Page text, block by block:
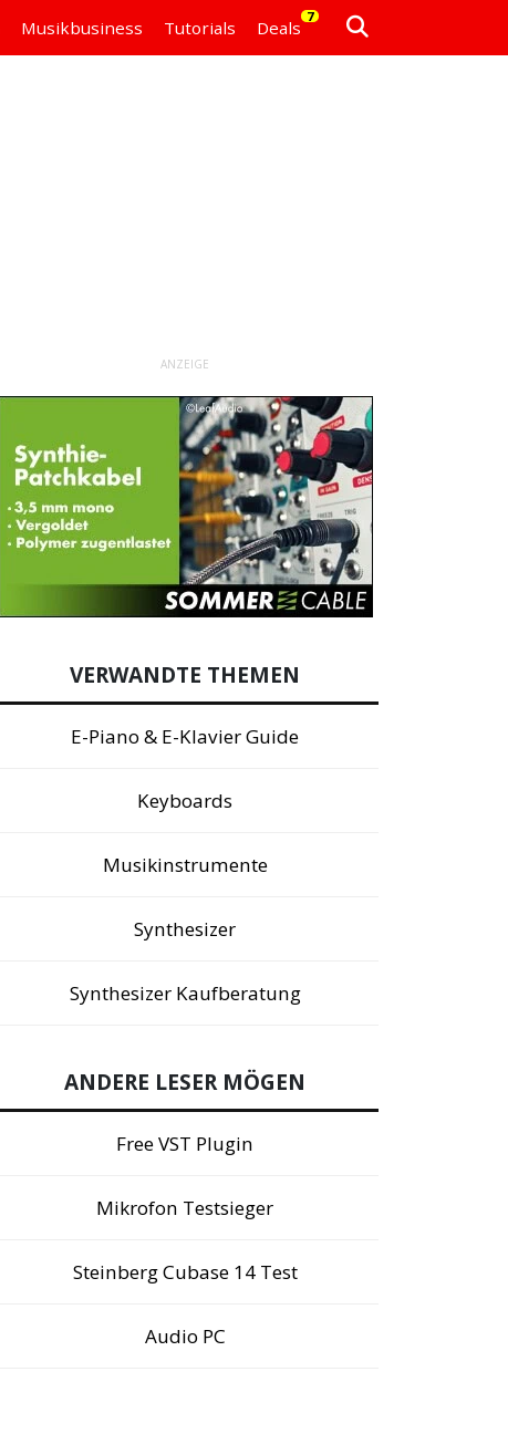
Musikbusiness Tutorials Deals
7
ANZEIGE
VERWANDTE THEMEN
E-Piano & E-Klavier Guide
Keyboards
Musikinstrumente
Synthesizer
Synthesizer Kaufberatung
ANDERE LESER MÖGEN
Free VST Plugin
Mikrofon Testsieger
Steinberg Cubase 14 Test
Audio PC